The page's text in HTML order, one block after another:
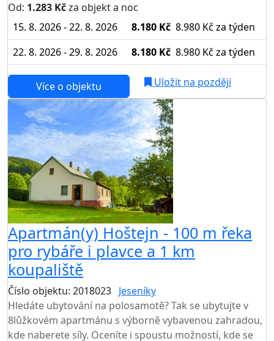
Od: 1.283 Kčza objekt a noc
15. 8. 2026 - 22. 8. 2026
8.180 Kč 8.980 Kč za týden
22. 8. 2026 - 29. 8. 2026
8.180 Kč 8.980 Kč za týden
Více o objektu
Uložit na později
Apartmán(y) Hoštejn - 100 m řeka
pro rybáře i plavce a 1 km
koupaliště
Číslo objektu: 2018023 Jeseníky
Hledáte ubytování na polosamotě? Tak se ubytujte v
8lůžkovém apartmánu s výborně vybavenou zahradou,
kde naberete síly. Oceníte i spoustu možností, kde se